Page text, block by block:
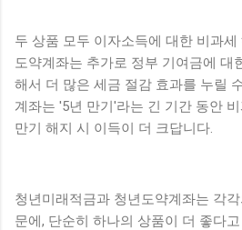
두 상품 모두 이자소득에 대한 비과
도약계좌는 추가로 정부 기여금에 대
해서 더 많은 세금 절감 효과를 누릴
계좌는 '5년 만기'라는 긴 기간 동안
만기 해지 시 이득이 더 크답니다.
청년미래적금과 청년도약계좌는 각
문에, 단순히 하나의 상품이 더 좋다